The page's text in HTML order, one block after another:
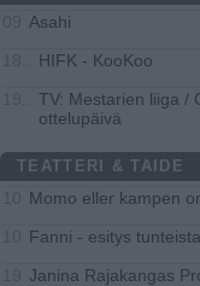
Asahi
HIFK - KooKoo
TV: Mestarien liiga /
ottelupäivä
TEATTERI & TAIDE
Momo eller kampen
Fanni - esitys tunteista
Janina Rajakangas